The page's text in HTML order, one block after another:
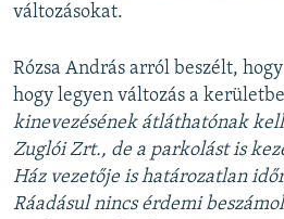
változásokat.
Rózsa András arról beszélt,
hogy legyen változás a
kinevezésének átláthatónak
Zuglói Zrt., de a parkolást is
Ház vezetője is határozatlan
Ráadásul nincs érdemi